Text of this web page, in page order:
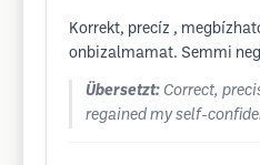
Korrekt, precíz ,
onbizalmamat. Semmi
Übersetzt: Correct,
regained my self-